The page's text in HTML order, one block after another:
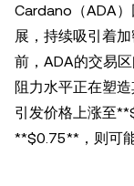
Cardano（ADA
展，持续吸引着
前，ADA的交易
阻力水平正在塑
引发价格上涨至
**$0.75**，则可